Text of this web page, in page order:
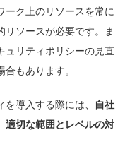
ーク上のリソースを常に
リソースが必要です。ま
ュリティポリシーの見直
もあります。
導入する際には、
自社
適切な範囲とレベルの対